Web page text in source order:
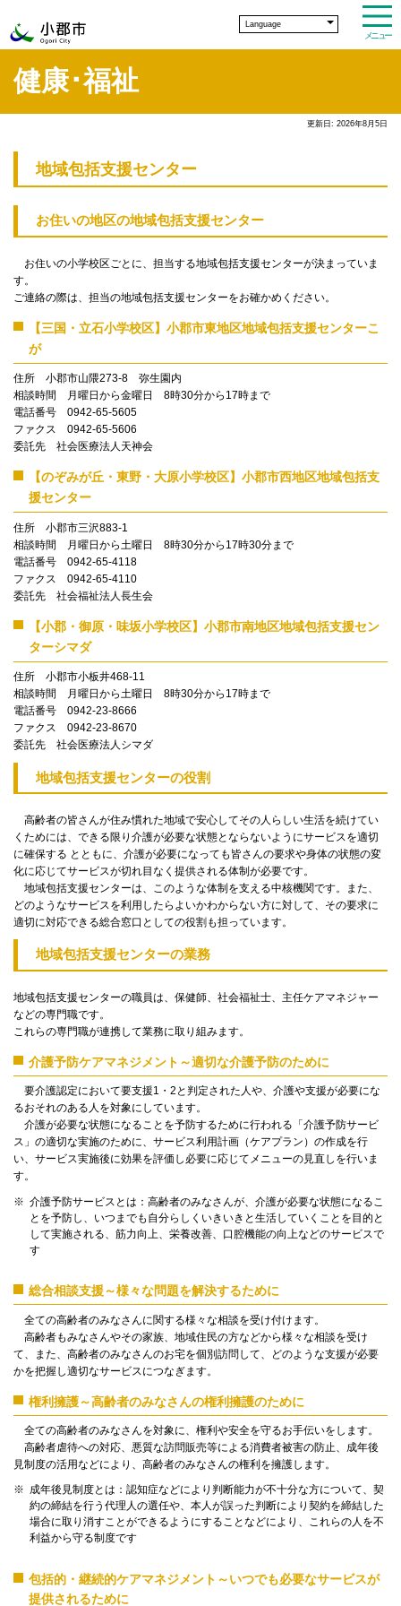
Language
メニュー
健康･福祉
更新日: 2026年8月5日
地域包括支援センター
お住いの地区の地域包括支援センター
お住いの小学校区ごとに、担当する地域包括支援センターが決まっていま
す。
ご連絡の際は、担当の地域包括支援センターをお確かめください。
【三国・立石小学校区】小郡市東地区地域包括支援センターこ
が
住所 小郡市山隈273-8 弥生園内
相談時間 月曜日から金曜日 8時30分から17時まで
電話番号 0942-65-5605
ファクス 0942-65-5606
委託先 社会医療法人天神会
【のぞみが丘・東野・大原小学校区】小郡市西地区地域包括支
援センター
住所 小郡市三沢883-1
相談時間 月曜日から土曜日 8時30分から17時30分まで
電話番号 0942-65-4118
ファクス 0942-65-4110
委託先 社会福祉法人長生会
【小郡・御原・味坂小学校区】小郡市南地区地域包括支援セン
ターシマダ
住所 小郡市小板井468-11
相談時間 月曜日から土曜日 8時30分から17時まで
電話番号 0942-23-8666
ファクス 0942-23-8670
委託先 社会医療法人シマダ
地域包括支援センターの役割
高齢者の皆さんが住み慣れた地域で安心してその人らしい生活を続けてい
くためには、できる限り介護が必要な状態とならないようにサービスを適切
に確保する とともに、介護が必要になっても皆さんの要求や身体の状態の変
化に応じてサービスが切れ目なく提供される体制が必要です。
地域包括支援センターは、このような体制を支える中核機関です。また、
どのようなサービスを利用したらよいかわからない方に対して、その要求に
適切に対応できる総合窓口としての役割も担っています。
地域包括支援センターの業務
地域包括支援センターの職員は、保健師、社会福祉士、主任ケアマネジャー
などの専門職です。
これらの専門職が連携して業務に取り組みます。
介護予防ケアマネジメント～適切な介護予防のために
要介護認定において要支援1・2と判定された人や、介護や支援が必要にな
るおそれのある人を対象にしています。
介護が必要な状態になることを予防するために行われる「介護予防サービ
ス」の適切な実施のために、サービス利用計画（ケアプラン）の作成を行
い、サービス実施後に効果を評価し必要に応じてメニューの見直しを行いま
す。
介護予防サービスとは：高齢者のみなさんが、介護が必要な状態になるこ
とを予防し、いつまでも自分らしくいきいきと生活していくことを目的と
して実施される、筋力向上、栄養改善、口腔機能の向上などのサービスで
す
総合相談支援～様々な問題を解決するために
全ての高齢者のみなさんに関する様々な相談を受け付けます。
高齢者もみなさんやその家族、地域住民の方などから様々な相談を受け
て、また、高齢者のみなさんのお宅を個別訪問して、どのような支援が必要
かを把握し適切なサービスにつなぎます。
権利擁護～高齢者のみなさんの権利擁護のために
全ての高齢者のみなさんを対象に、権利や安全を守るお手伝いをします。
高齢者虐待への対応、悪質な訪問販売等による消費者被害の防止、成年後
見制度の活用などにより、高齢者のみなさんの権利を擁護します。
成年後見制度とは：認知症などにより判断能力が不十分な方について、契
約の締結を行う代理人の選任や、本人が誤った判断により契約を締結した
場合に取り消すことができるようにすることなどにより、これらの人を不
利益から守る制度です
包括的・継続的ケアマネジメント～いつでも必要なサービスが
提供されるために